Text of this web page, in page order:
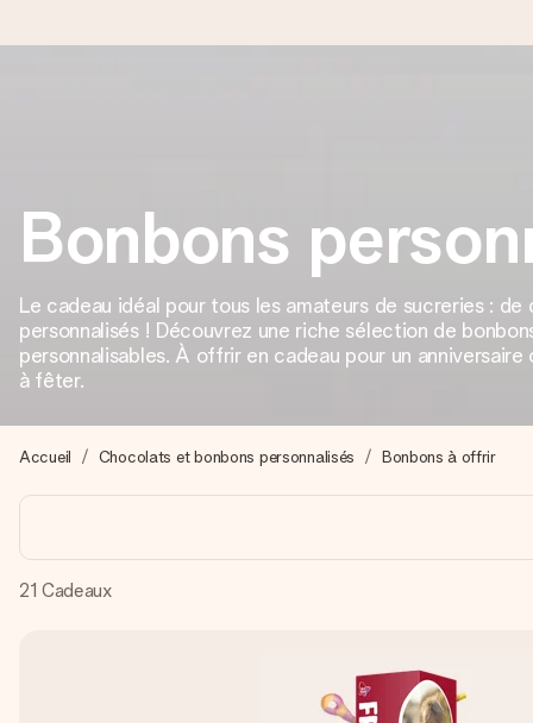
4,8 (sur la base de +15 000 avis)
Nos cadeaux sont appréciés. Les clients nous attribuent
Créez quelque chose d’unique en quelques étapes – avec
Bonbons
Le cadeau idéal pour tous les amateurs de sucreries : de
personnalisés ! Découvrez une riche sélection de
personnalisables. À offrir en cadeau pour un
à fêter.
Accueil Chocolats et bonbons personnalisés Bonbons à offrir
21 Cadeaux